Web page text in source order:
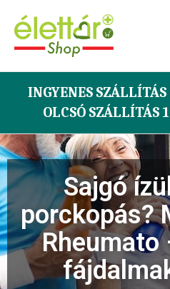
INGYENES
OLCSÓ SZÁLLÍTÁS
Sajgó
porckopás?
Rheumato